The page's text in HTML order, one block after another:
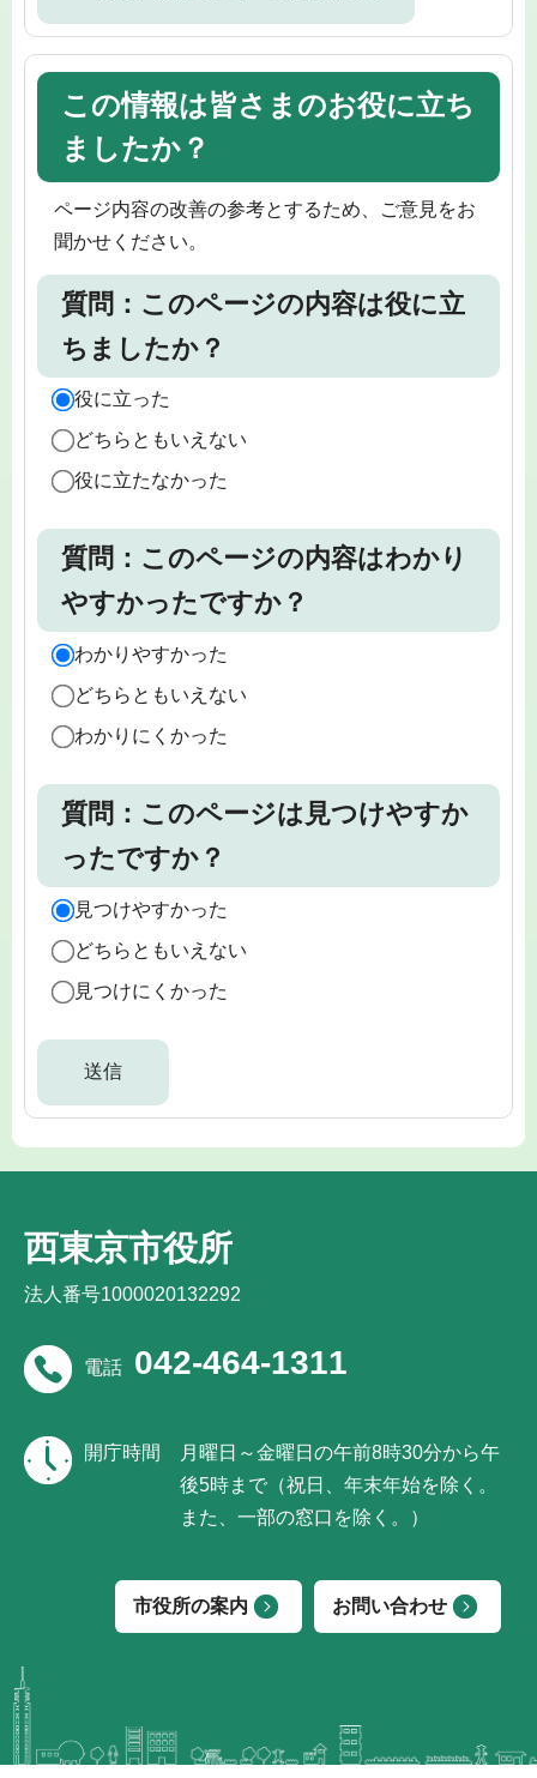
この情報は皆さまのお役に立ち
ましたか？
ページ内容の改善の参考とするため、ご意見をお
聞かせください。
質問：このページの内容は役に立
ちましたか？
役に立った
どちらともいえない
役に立たなかった
質問：このページの内容はわかり
やすかったですか？
わかりやすかった
どちらともいえない
わかりにくかった
質問：このページは見つけやすか
ったですか？
見つけやすかった
どちらともいえない
見つけにくかった
西東京市役所
法人番号1000020132292
電話 042-464-1311
開庁時間
月曜日～金曜日の午前8時30分から午
後5時まで（祝日、年末年始を除く。
また、一部の窓口を除く。）
市役所の案内 お問い合わせ